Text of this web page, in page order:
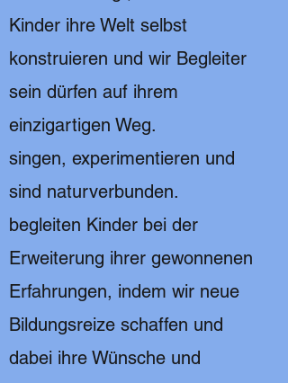
Kinder ihre Welt selbst
konstruieren und wir Begleiter
sein dürfen auf ihrem
einzigartigen Weg.
singen, experimentieren und
sind naturverbunden.
begleiten Kinder bei der
Erweiterung ihrer gewonnenen
Erfahrungen, indem wir neue
Bildungsreize schaffen und
dabei ihre Wünsche und